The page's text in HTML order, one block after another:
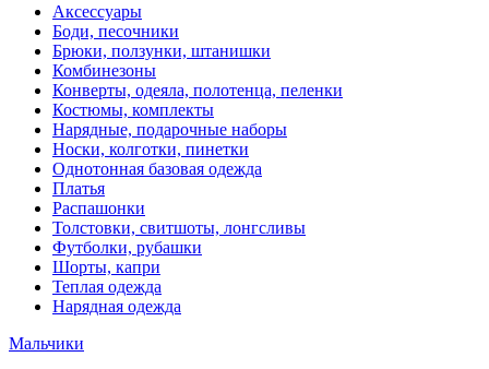
Аксессуары
Боди, песочники
Брюки, ползунки, штанишки
Комбинезоны
Конверты, одеяла, полотенца, пеленки
Костюмы, комплекты
Нарядные, подарочные наборы
Носки, колготки, пинетки
Однотонная базовая одежда
Платья
Распашонки
Толстовки, свитшоты, лонгсливы
Футболки, рубашки
Шорты, капри
Теплая одежда
Нарядная одежда
Мальчики